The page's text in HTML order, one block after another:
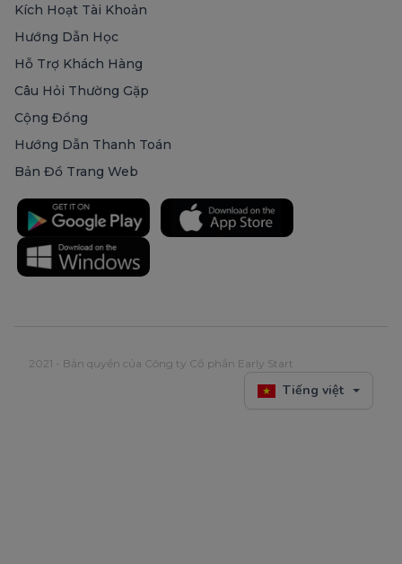
Kích Hoạt Tài Khoản
Hướng Dẫn Học
Hỗ Trợ Khách Hàng
Câu Hỏi Thường Gặp
Cộng Đồng
Hướng Dẫn Thanh Toán
Bản Đồ Trang Web
2021 - Bản quyền của Công ty Cổ phần Early Start
Tiếng việt